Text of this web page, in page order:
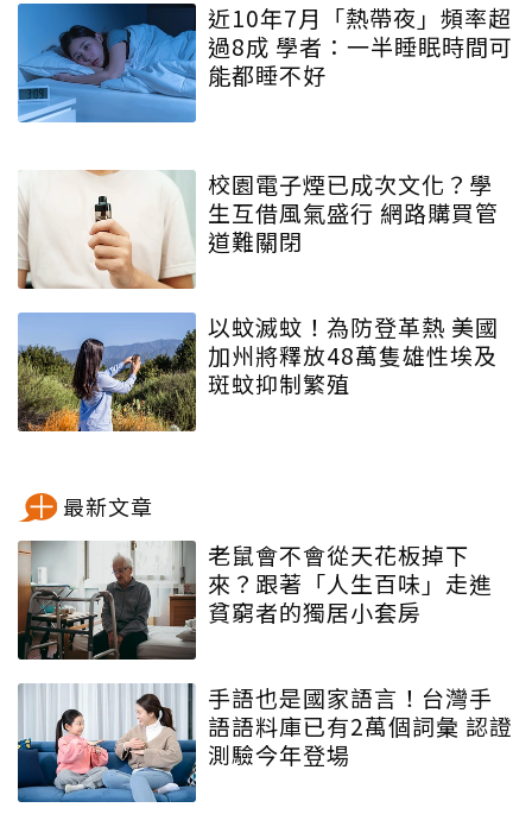
近10年7月「熱帶夜」頻率超
過8成 學者：一半睡眠時間可
能都睡不好
校園電子煙已成次文化？學
生互借風氣盛行 網路購買管
道難關閉
以蚊滅蚊！為防登革熱 美國
加州將釋放48萬隻雄性埃及
斑蚊抑制繁殖
最新文章
老鼠會不會從天花板掉下
來？跟著「人生百味」走進
貧窮者的獨居小套房
手語也是國家語言！台灣手
語語料庫已有2萬個詞彙 認證
測驗今年登場